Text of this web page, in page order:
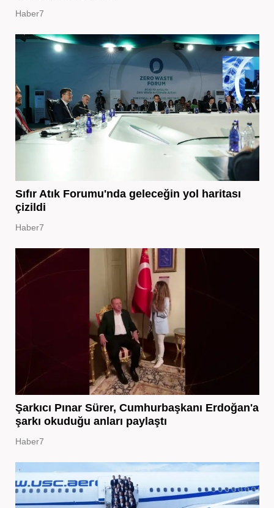
Haber7
Sıfır Atık Forumu'nda geleceğin yol haritası
çizildi
Haber7
Şarkıcı Pınar Sürer, Cumhurbaşkanı Erdoğan'a
şarkı okuduğu anları paylaştı
Haber7